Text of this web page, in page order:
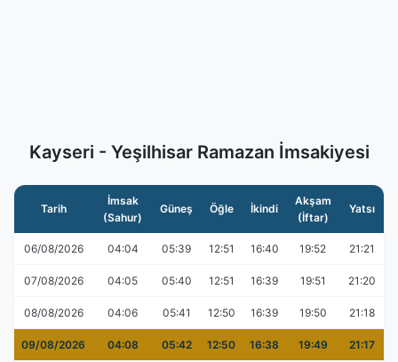
Kayseri - Yeşilhisar Ramazan İmsakiyesi
Tarih
İmsak
(Sahur)
Güneş Öğle İkindi
Akşam
(İftar)
Yatsı
06/08/2026 04:04 05:39 12:51 16:40 19:52 21:21
07/08/2026 04:05 05:40 12:51 16:39 19:51 21:20
08/08/2026 04:06 05:41 12:50 16:39 19:50 21:18
09/08/2026 04:08 05:42 12:50 16:38 19:49 21:17